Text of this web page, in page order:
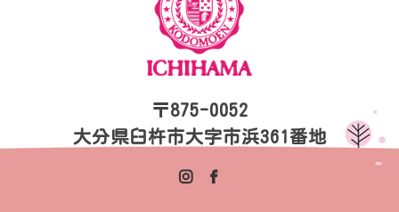
〒875-0052
大分県臼杵市大字市浜361番地